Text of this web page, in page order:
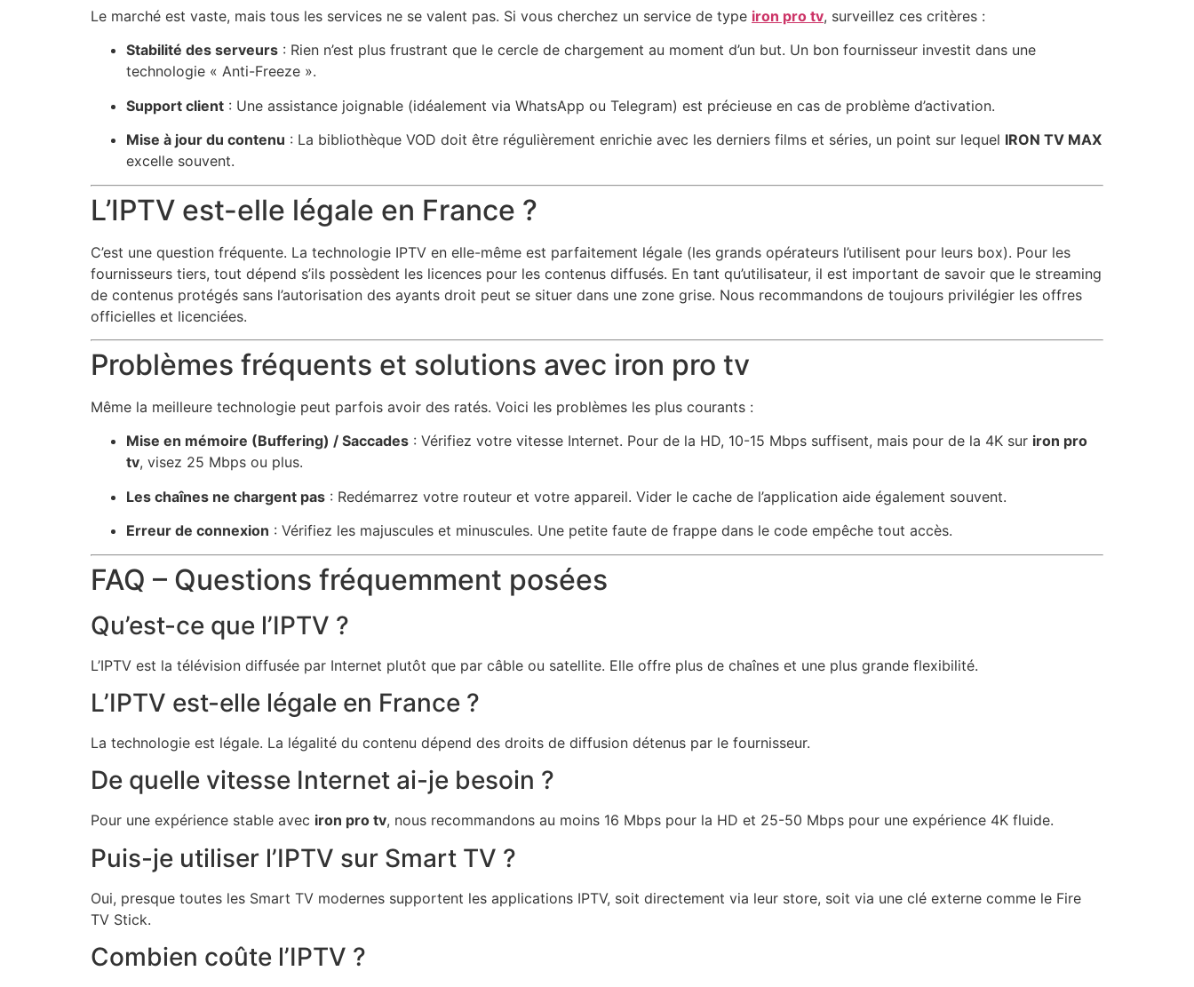
Le marché est vaste, mais tous les services ne se valent pas. Si vous cherchez un service de type iron pro tv, surveillez ces critères :
Stabilité des serveurs : Rien n’est plus frustrant que le cercle de chargement au moment d’un but. Un bon fournisseur investit dans une
technologie « Anti-Freeze ».
Support client : Une assistance joignable (idéalement via WhatsApp ou Telegram) est précieuse en cas de problème d’activation.
Mise à jour du contenu : La bibliothèque VOD doit être régulièrement enrichie avec les derniers films et séries, un point sur lequel IRON TV MAX
excelle souvent.
L’IPTV est-elle légale en France ?
C’est une question fréquente. La technologie IPTV en elle-même est parfaitement légale (les grands opérateurs l’utilisent pour leurs box). Pour les
fournisseurs tiers, tout dépend s’ils possèdent les licences pour les contenus diffusés. En tant qu’utilisateur, il est important de savoir que le streaming
de contenus protégés sans l’autorisation des ayants droit peut se situer dans une zone grise. Nous recommandons de toujours privilégier les offres
officielles et licenciées.
Problèmes fréquents et solutions avec iron pro tv
Même la meilleure technologie peut parfois avoir des ratés. Voici les problèmes les plus courants :
Mise en mémoire (Buffering) / Saccades : Vérifiez votre vitesse Internet. Pour de la HD, 10-15 Mbps suffisent, mais pour de la 4K sur iron pro
tv, visez 25 Mbps ou plus.
Les chaînes ne chargent pas : Redémarrez votre routeur et votre appareil. Vider le cache de l’application aide également souvent.
Erreur de connexion : Vérifiez les majuscules et minuscules. Une petite faute de frappe dans le code empêche tout accès.
FAQ – Questions fréquemment posées
Qu’est-ce que l’IPTV ?
L’IPTV est la télévision diffusée par Internet plutôt que par câble ou satellite. Elle offre plus de chaînes et une plus grande flexibilité.
L’IPTV est-elle légale en France ?
La technologie est légale. La légalité du contenu dépend des droits de diffusion détenus par le fournisseur.
De quelle vitesse Internet ai-je besoin ?
Pour une expérience stable avec iron pro tv, nous recommandons au moins 16 Mbps pour la HD et 25-50 Mbps pour une expérience 4K fluide.
Puis-je utiliser l’IPTV sur Smart TV ?
Oui, presque toutes les Smart TV modernes supportent les applications IPTV, soit directement via leur store, soit via une clé externe comme le Fire
TV Stick.
Combien coûte l’IPTV ?